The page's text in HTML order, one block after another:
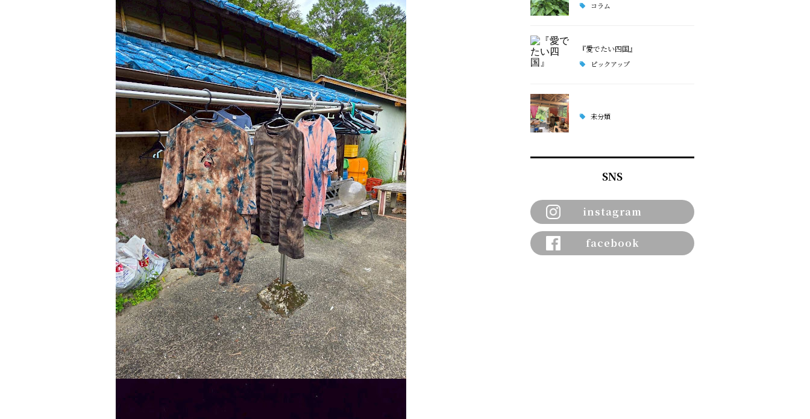
コラム
『愛でたい四国』
ピックアップ
未分類
SNS
instagram
facebook